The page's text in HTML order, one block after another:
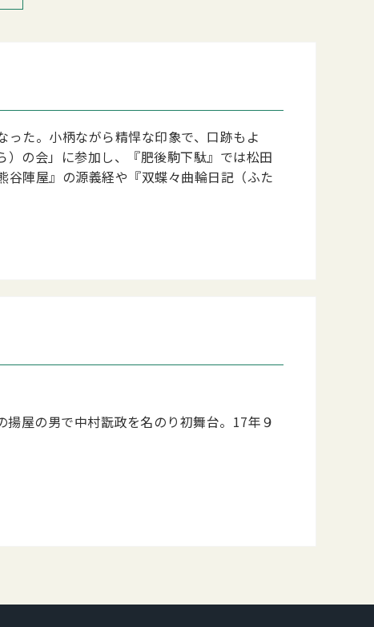
た。小柄ながら精悍な印象で、口跡もよ
の会」に参加し、『肥後駒下駄』では松田
陣屋』の源義経や『双蝶々曲輪日記（ふた
屋の男で中村翫政を名のり初舞台。17年９